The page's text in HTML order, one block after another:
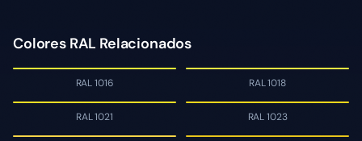
Colores RAL Relacionados
RAL 1016 RAL 1018
RAL 1021 RAL 1023